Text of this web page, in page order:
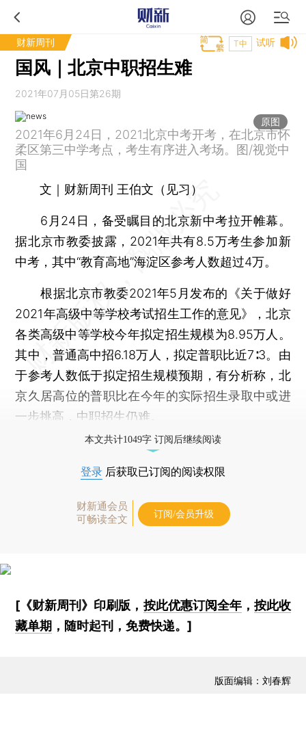
财新周刊 试听
T中
国风｜北京中职招生难
2021年07月05日第26期
原图
2021年6月24日，2021北京中考开考，在北京市怀
柔区第三中学考点，考生有序进入考场。图/视觉中
国
文｜财新周刊 王伯文（见习）
6月24日，备受瞩目的北京新中考拉开帷幕。
据北京市教委披露，2021年共有8.5万考生参加新
中考，其中“教育高地”海淀区参考人数超过4万。
根据北京市教委2021年5月发布的《关于做好
2021年高级中等学校考试招生工作的意见》，北京
各类高级中等学校今年拟定招生规模为8.95万人。
其中，普通高中招6.18万人，拟定普职比近7∶3。由
于参考人数低于拟定招生规模预期，有分析称，北
京久居高位的普职比在今年的实际招生录取中或进
一步挑高，中职招生仍难。
本文共计1049字 订阅后继续阅读
登录 后获取已订阅的阅读权限
财新通会员
可畅读全文
订阅/会员升级
[《财新周刊》印刷版， 按此优惠订阅全年， 按此收
藏单期 ，随时起刊，免费快递。]
版面编辑：刘春辉